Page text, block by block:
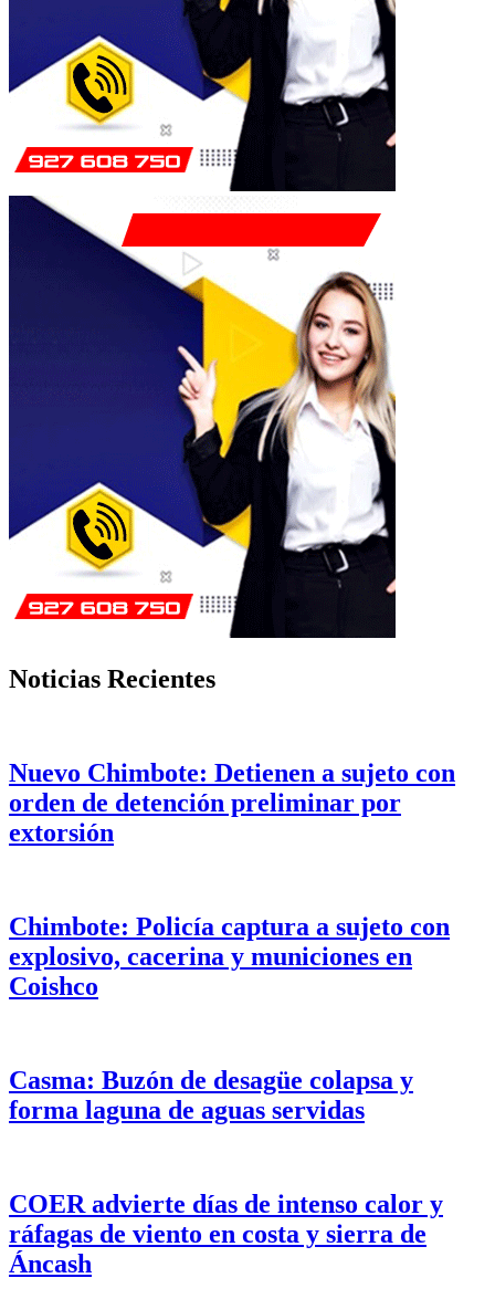
Noticias Recientes
Nuevo Chimbote: Detienen a sujeto con
orden de detención preliminar por
extorsión
Chimbote: Policía captura a sujeto con
explosivo, cacerina y municiones en
Coishco
Casma: Buzón de desagüe colapsa y
forma laguna de aguas servidas
COER advierte días de intenso calor y
ráfagas de viento en costa y sierra de
Áncash